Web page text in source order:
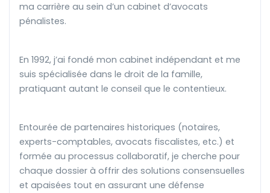
ma carrière au sein d’un cabinet d’avocats
pénalistes.
En 1992, j’ai fondé mon cabinet indépendant et me
suis spécialisée dans le droit de la famille,
pratiquant autant le conseil que le contentieux.
Entourée de partenaires historiques (notaires,
experts-comptables, avocats fiscalistes, etc.) et
formée au processus collaboratif, je cherche pour
chaque dossier à offrir des solutions consensuelles
et apaisées tout en assurant une défense